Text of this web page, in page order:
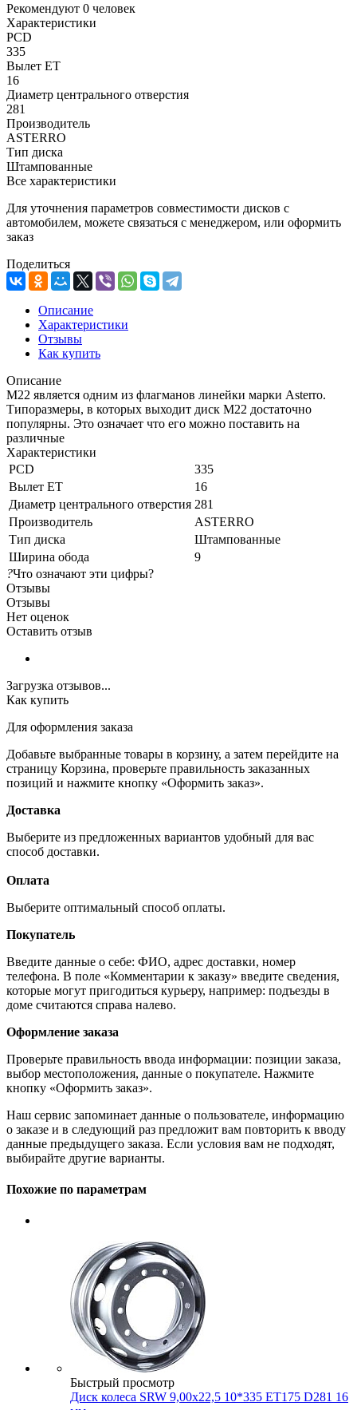
Рекомендуют 0 человек
Характеристики
PCD
335
Вылет ET
16
Диаметр центрального отверстия
281
Производитель
ASTERRO
Тип диска
Штампованные
Все характеристики
Для уточнения параметров совместимости дисков с
автомобилем, можете связаться с менеджером, или оформить
заказ
Поделиться
Описание
Характеристики
Отзывы
Как купить
Описание
М22 является одним из флагманов линейки марки Asterro.
Типоразмеры, в которых выходит диск M22 достаточно
популярны. Это означает что его можно поставить на
различные
Характеристики
PCD
335
Вылет ET
16
Диаметр центрального отверстия 281
Производитель
ASTERRO
Тип диска
Штампованные
Ширина обода
9
?Что означают эти цифры?
Отзывы
Отзывы
Нет оценок
Оставить отзыв
Загрузка отзывов...
Как купить
Для оформления заказа
Добавьте выбранные товары в корзину, а затем перейдите на
страницу Корзина, проверьте правильность заказанных
позиций и нажмите кнопку «Оформить заказ».
Доставка
Выберите из предложенных вариантов удобный для вас
способ доставки.
Оплата
Выберите оптимальный способ оплаты.
Покупатель
Введите данные о себе: ФИО, адрес доставки, номер
телефона. В поле «Комментарии к заказу» введите сведения,
которые могут пригодиться курьеру, например: подъезды в
доме считаются справа налево.
Оформление заказа
Проверьте правильность ввода информации: позиции заказа,
выбор местоположения, данные о покупателе. Нажмите
кнопку «Оформить заказ».
Наш сервис запоминает данные о пользователе, информацию
о заказе и в следующий раз предложит вам повторить к вводу
данные предыдущего заказа. Если условия вам не подходят,
выбирайте другие варианты.
Похожие по параметрам
Быстрый просмотр
Диск колеса SRW 9,00x22,5 10*335 ET175 D281 16